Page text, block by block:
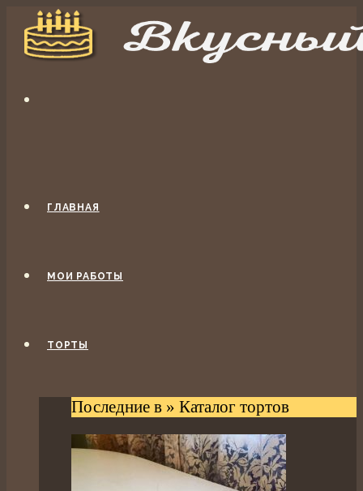
ГЛАВНАЯ
МОИ РАБОТЫ
ТОРТЫ
Последние в » Каталог тортов